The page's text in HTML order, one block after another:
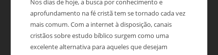
Nos dias de hoje, a busca por conhecimento e
aprofundamento na fé cristã tem se tornado cada vez
mais comum. Com a internet à disposição, canais
cristãos sobre estudo bíblico surgem como uma
excelente alternativa para aqueles que desejam